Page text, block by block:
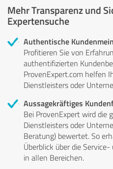
Mehr Transparenz und
Expertensuche
Authentische
Profitieren Sie von
authentifizierten
ProvenExpert.com helfen
Dienstleisters oder
Aussagekräftiges
Bei ProvenExpert wird die
Dienstleisters oder
Beratung) bewertet. So
Überblick über die
in allen Bereichen.